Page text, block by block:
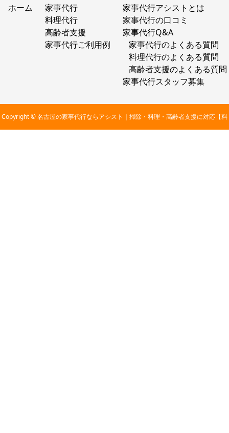
ホーム
家事代行
料理代行
高齢者支援
家事代行ご利用例
家事代行アシストとは
家事代行の口コミ
家事代行Q&A
家事代行のよくある質問
料理代行のよくある質問
高齢者支援のよくある質問
家事代行スタッフ募集
Copyright © 名古屋の家事代行ならアシスト｜掃除・料理・高齢者支援に対応【料